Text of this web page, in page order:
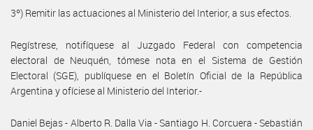
3º) Remitir las actuaciones al Ministerio del Interior, a sus efectos.
Regístrese, notifíquese al Juzgado Federal con competencia
electoral de Neuquén, tómese nota en el Sistema de Gestión
Electoral (SGE), publíquese en el Boletín Oficial de la República
Argentina y ofíciese al Ministerio del Interior.-
Daniel Bejas - Alberto R. Dalla Via - Santiago H. Corcuera - Sebastián